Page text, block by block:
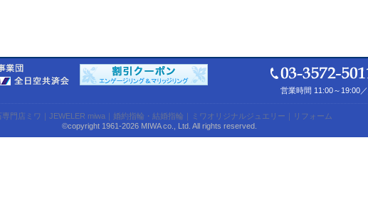
営業時間 11:00～19:00
専門店ミワ ｜ JEWELER miwa ｜ 婚約指輪・結婚指輪 ｜ ミワオリジナルジュエリー ｜
リフォーム
©copyright 1961-2026 MIWA co., Ltd. All rights reserved.